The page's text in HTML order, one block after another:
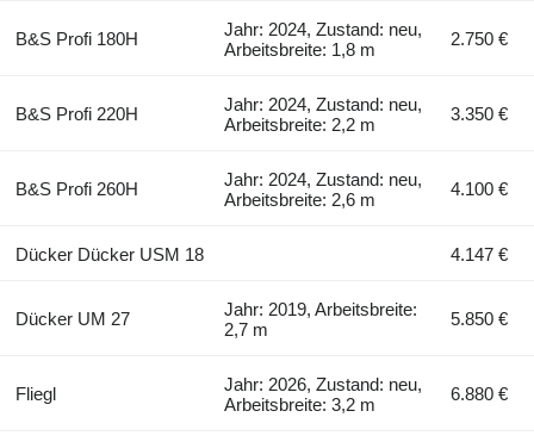
B&S Profi 180H
Jahr: 2024, Zustand: neu,
Arbeitsbreite: 1,8 m
2.750 €
B&S Profi 220H
Jahr: 2024, Zustand: neu,
Arbeitsbreite: 2,2 m
3.350 €
B&S Profi 260H
Jahr: 2024, Zustand: neu,
Arbeitsbreite: 2,6 m
4.100 €
Dücker Dücker USM 18 4.147 €
Dücker UM 27
Jahr: 2019, Arbeitsbreite:
2,7 m
5.850 €
Fliegl
Jahr: 2026, Zustand: neu,
Arbeitsbreite: 3,2 m
6.880 €